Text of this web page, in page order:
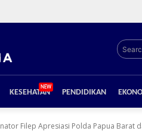
KESEHATAN
NEW
PENDIDIKAN
Filep Apresiasi Polda Papua Barat